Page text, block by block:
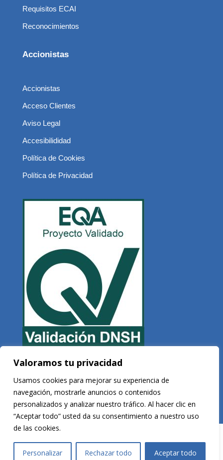
Valoramos tu privacidad
Usamos cookies para mejorar su experiencia de
navegación, mostrarle anuncios o contenidos
personalizados y analizar nuestro tráfico. Al hacer clic en
“Aceptar todo” usted da su consentimiento a nuestro uso
de las cookies.
Personalizar Rechazar todo Aceptar todo
Requisitos ECAI
Reconocimientos
Accionistas
Accionistas
Acceso Clientes
Aviso Legal
Accesibilididad
Política de Cookies
Política de Privacidad
Desarrollado por Vega Consultores